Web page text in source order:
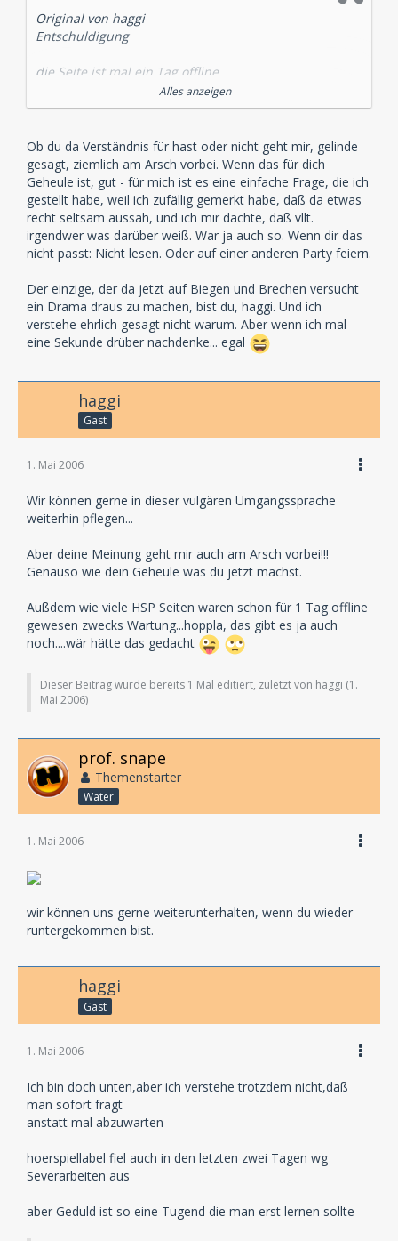
Original von haggi
Entschuldigung
die Seite ist mal ein Tag offline
Und schon geht das "Geheule" los
Dafür habe ich persönlich kein Verständnis.Wenn es
mal eine Woche oder länger offline ist,dann ist es ja ok
aber ein Tag?
Aber ich kann demnächst den "Taschentuch Thread"
eröffnen,für alle Hörspielfreunde die sich ausheulen
möchten,wenn mal eine Hörspielseite länger als 24h
offline ist
oder vielleicht
Missing Hörspielseite gesucht , Help Hörspielseite im
digitalen Netz verloren...................
Alles anzeigen
Ob du da Verständnis für hast oder nicht geht mir, gelinde
gesagt, ziemlich am Arsch vorbei. Wenn das für dich
Geheule ist, gut - für mich ist es eine einfache Frage, die ich
gestellt habe, weil ich zufällig gemerkt habe, daß da etwas
recht seltsam aussah, und ich mir dachte, daß vllt.
irgendwer was darüber weiß. War ja auch so. Wenn dir das
nicht passt: Nicht lesen. Oder auf einer anderen Party feiern.
Der einzige, der da jetzt auf Biegen und Brechen versucht
ein Drama draus zu machen, bist du, haggi. Und ich
verstehe ehrlich gesagt nicht warum. Aber wenn ich mal
eine Sekunde drüber nachdenke... egal
haggi
Gast
1. Mai 2006
Wir können gerne in dieser vulgären Umgangssprache
weiterhin pflegen...
Aber deine Meinung geht mir auch am Arsch vorbei!!!
Genauso wie dein Geheule was du jetzt machst.
Außdem wie viele HSP Seiten waren schon für 1 Tag offline
gewesen zwecks Wartung...hoppla, das gibt es ja auch
noch....wär hätte das gedacht
Dieser Beitrag wurde bereits 1 Mal editiert, zuletzt von haggi (1.
Mai 2006)
prof. snape
Themenstarter
Water
1. Mai 2006
wir können uns gerne weiterunterhalten, wenn du wieder
runtergekommen bist.
haggi
Gast
1. Mai 2006
Ich bin doch unten,aber ich verstehe trotzdem nicht,daß
man sofort fragt
anstatt mal abzuwarten
hoerspiellabel fiel auch in den letzten zwei Tagen wg
Severarbeiten aus
aber Geduld ist so eine Tugend die man erst lernen sollte